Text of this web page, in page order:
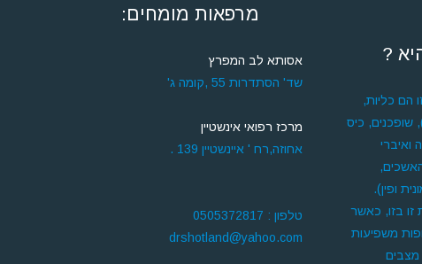
?
הם כליות,
שופכנים, כיס
ואיברי
ופין).
זו בזו, כאשר
משפיעות
מצבים
מרפאות מומחים:
אסותא לב המפרץ
שד' הסתדרות 55 ,קומה ג'
מרכז רפואי אינשטיין
אחוזה,רח ' איינשטיין 139 .
טלפון : 0505372817
drshotland@yahoo.com